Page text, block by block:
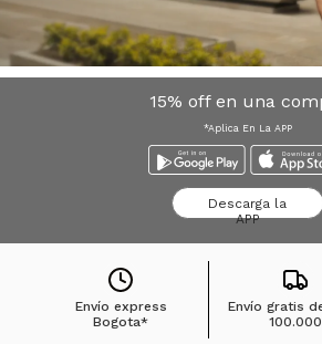
15% off en una
*Aplica En La APP
Descarga la
APP
Envío express
Bogota*
Envío gratis
100.000